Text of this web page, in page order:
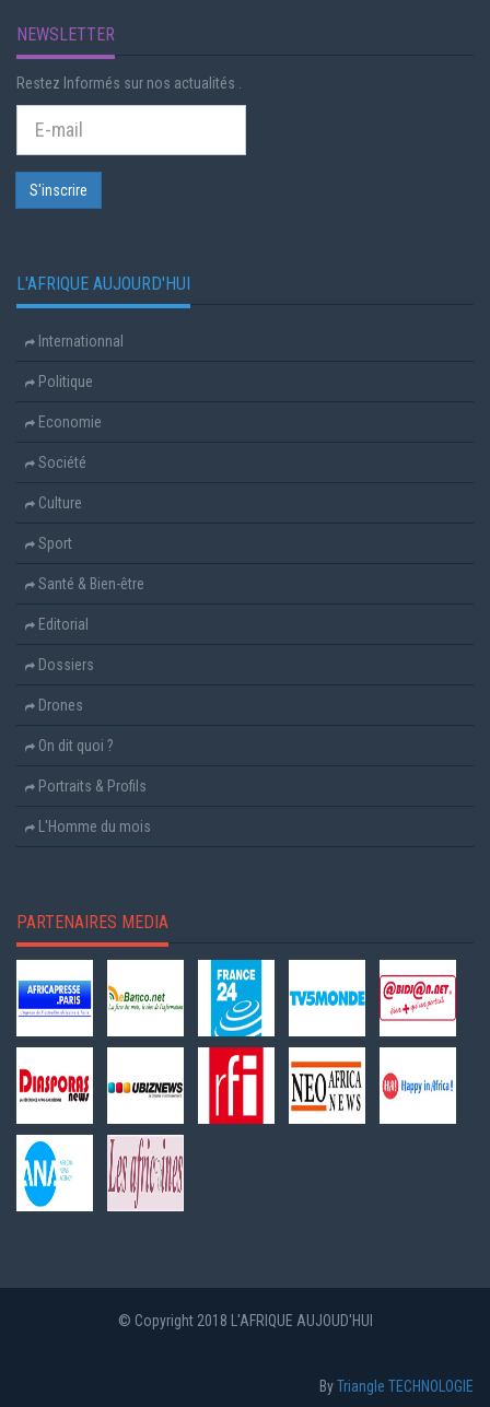
NEWSLETTER
Restez Informés sur nos actualités .
L'AFRIQUE AUJOURD'HUI
Internationnal
Politique
Economie
Société
Culture
Sport
Santé & Bien-être
Editorial
Dossiers
Drones
On dit quoi ?
Portraits & Profils
L'Homme du mois
PARTENAIRES MEDIA
© Copyright 2018 L'AFRIQUE AUJOUD'HUI
ByTriangle TECHNOLOGIE